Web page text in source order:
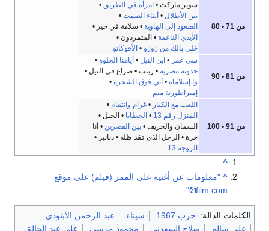
من 71 • 80
سوبر ماركت • امرأة في الطريق •
بين الأطلال • أبناء الصمت •
الصعود إلى الهاوية • سلامة في خير •
الأيدي الناعمة • المتمردون •
خلي بالك من زوزو • الأفوكاتو
من 81 • 90
سي عمر • ابن النيل • أيامنا الحلوة •
حدوتة مصرية • زينب • صراع في النيل •
وا إسلاماه • أبي فوق الشجرة •
إمبراطورية ميم
من 91 • 100
اللعب مع الكبار •غرام وانتقام •
المنزل رقم 13
• الخطايا • الجبل •
السمان والخريف •بين القصرين • أنا
حرة • الرجل الذي فقد ظله • دنانير •
الزوجة 13
^
^ "معلومات عن أغنية على الممر (فيلم) على موقع
elfilm.com"
الكلمات الدالة: حرب 1967 سيناء
عبد الرحمن الأبنودي
علي سالم
صلاح السعدني محمود مرسي
علي عبد الخالق